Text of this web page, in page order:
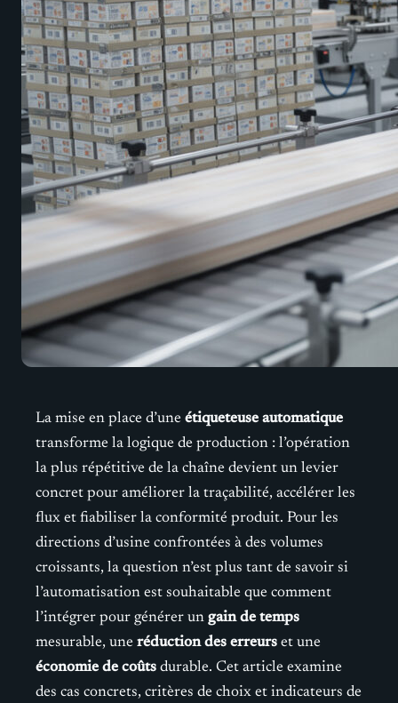
La mise en place d’une étiqueteuse automatique
transforme la logique de production : l’opération
la plus répétitive de la chaîne devient un levier
concret pour améliorer la traçabilité, accélérer les
flux et fiabiliser la conformité produit. Pour les
directions d’usine confrontées à des volumes
croissants, la question n’est plus tant de savoir si
l’automatisation est souhaitable que comment
l’intégrer pour générer un gain de temps
mesurable, une réduction des erreurs et une
économie de coûts durable. Cet article examine
des cas concrets, critères de choix et indicateurs de